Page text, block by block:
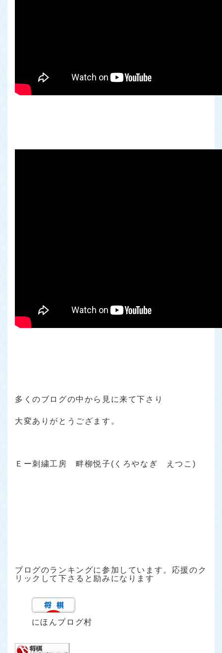
多くのブログの中から見に来て下さり
大変ありがとうござます。
Ｅー刺繍工房 畔柳悦子(くろやなぎ えつこ)
ブログのランキングに参加しています。応援のク
リックして下さると励みになります
にほんブログ村